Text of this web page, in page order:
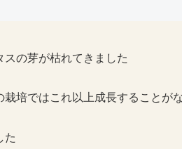
スの芽が枯れてきました
栽培ではこれ以上成長することが
た